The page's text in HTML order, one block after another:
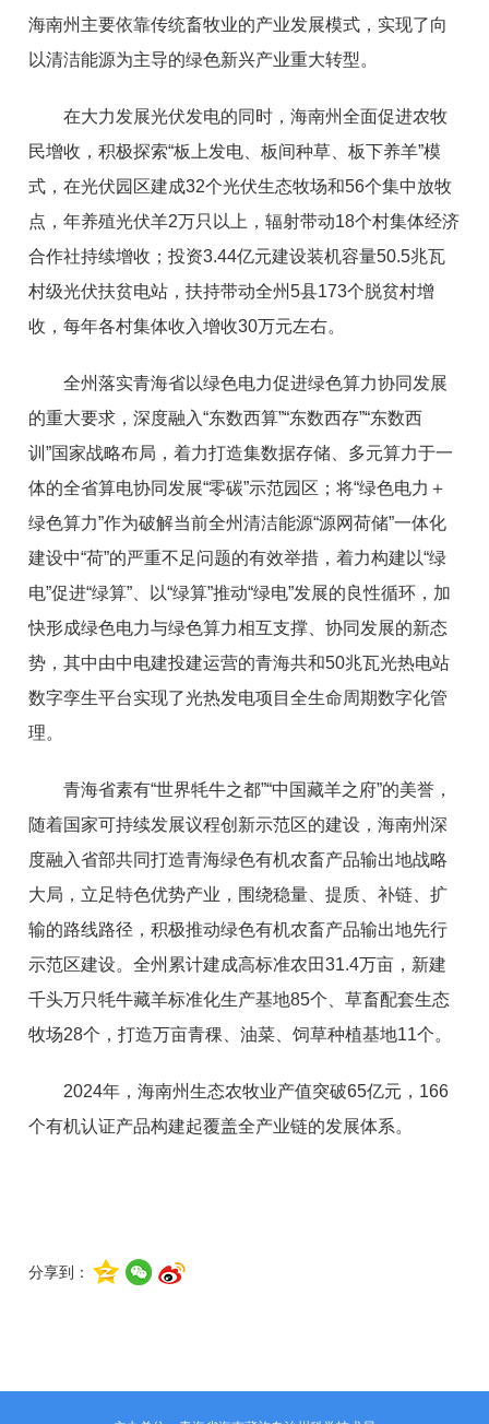
海南州主要依靠传统畜牧业的产业发展模式，实现了向
以清洁能源为主导的绿色新兴产业重大转型。
在大力发展光伏发电的同时，海南州全面促进农牧
民增收，积极探索“板上发电、板间种草、板下养羊”模
式，在光伏园区建成32个光伏生态牧场和56个集中放牧
点，年养殖光伏羊2万只以上，辐射带动18个村集体经济
合作社持续增收；投资3.44亿元建设装机容量50.5兆瓦
村级光伏扶贫电站，扶持带动全州5县173个脱贫村增
收，每年各村集体收入增收30万元左右。
全州落实青海省以绿色电力促进绿色算力协同发展
的重大要求，深度融入“东数西算”“东数西存”“东数西
训”国家战略布局，着力打造集数据存储、多元算力于一
体的全省算电协同发展“零碳”示范园区；将“绿色电力＋
绿色算力”作为破解当前全州清洁能源“源网荷储”一体化
建设中“荷”的严重不足问题的有效举措，着力构建以“绿
电”促进“绿算”、以“绿算”推动“绿电”发展的良性循环，加
快形成绿色电力与绿色算力相互支撑、协同发展的新态
势，其中由中电建投建运营的青海共和50兆瓦光热电站
数字孪生平台实现了光热发电项目全生命周期数字化管
理。
青海省素有“世界牦牛之都”“中国藏羊之府”的美誉，
随着国家可持续发展议程创新示范区的建设，海南州深
度融入省部共同打造青海绿色有机农畜产品输出地战略
大局，立足特色优势产业，围绕稳量、提质、补链、扩
输的路线路径，积极推动绿色有机农畜产品输出地先行
示范区建设。全州累计建成高标准农田31.4万亩，新建
千头万只牦牛藏羊标准化生产基地85个、草畜配套生态
牧场28个，打造万亩青稞、油菜、饲草种植基地11个。
2024年，海南州生态农牧业产值突破65亿元，166
个有机认证产品构建起覆盖全产业链的发展体系。
分享到：